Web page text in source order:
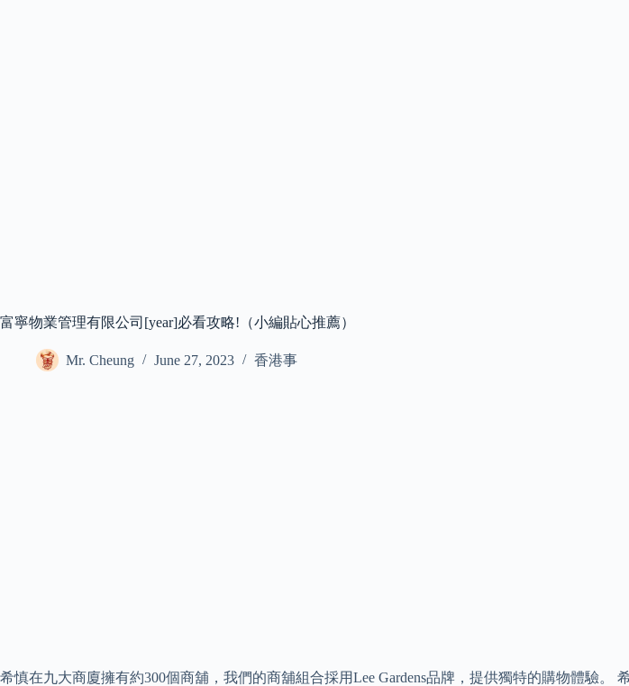
富寧物業管理有限公司[year]必看攻略!（小編貼心推薦）
Mr. Cheung June 27, 2023 香港事
希慎在九大商廈擁有約300個商舖，我們的商舖組合採用Lee Gardens品牌，提供獨特的購物體驗